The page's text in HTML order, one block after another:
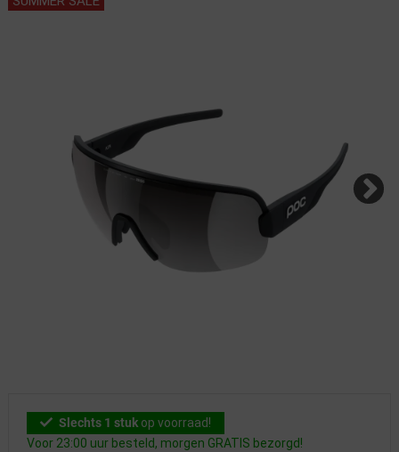
Slechts 1 stuk op voorraad!
Voor 23:00 uur besteld, morgen GRATIS bezorgd!